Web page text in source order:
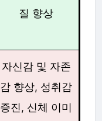
질 향상
자신감 및 자존
감 향상, 성취감
증진, 신체 이미